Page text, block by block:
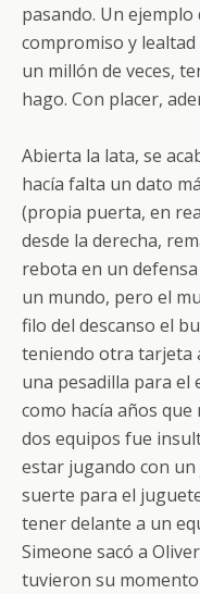
pasando. Un ejemplo
compromiso y
un millón de veces,
hago. Con placer,
Abierta la lata, se
hacía falta un dato
(propia puerta, en
desde la derecha,
rebota en un
un mundo, pero el
filo del descanso el
teniendo otra tarjeta
una pesadilla para el
como hacía años
dos equipos fue
estar jugando con
suerte para el
tener delante a un
Simeone sacó a
tuvieron su